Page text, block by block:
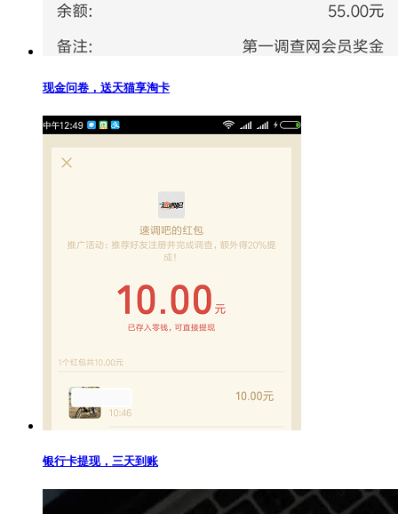
现金问卷，送天猫享淘卡
银行卡提现，三天到账